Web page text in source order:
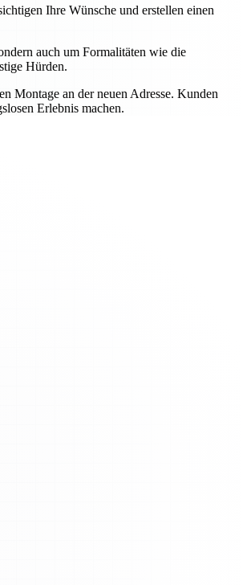
Ihre Wünsche und erstellen einen
auch um Formalitäten wie die
Hürden.
Montage an der neuen Adresse. Kunden
Erlebnis machen.